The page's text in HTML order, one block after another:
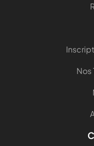
Nos